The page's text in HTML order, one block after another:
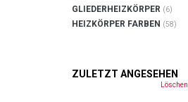
GLIEDERHEIZKÖRPER (6)
HEIZKÖRPER FARBEN (58)
ZULETZT ANGESEHEN
Löschen